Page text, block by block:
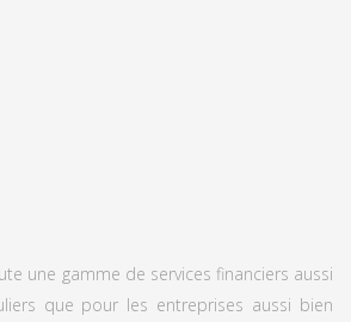
une gamme de services financiers aussi
que pour les entreprises aussi bien